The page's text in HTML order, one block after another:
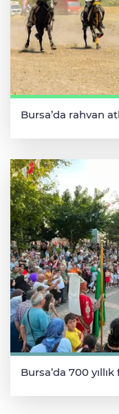
Bursa’da rahvan
Bursa’da 700